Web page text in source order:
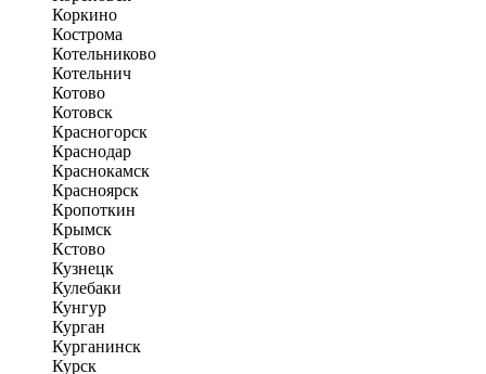
Коркино
Кострома
Котельниково
Котельнич
Котово
Котовск
Красногорск
Краснодар
Краснокамск
Красноярск
Кропоткин
Крымск
Кстово
Кузнецк
Кулебаки
Кунгур
Курган
Курганинск
Курск